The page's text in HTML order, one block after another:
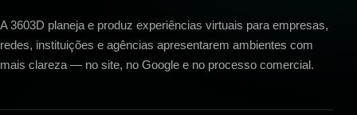
A 3603D planeja e produz experiências virtuais para empresas,
redes, instituições e agências apresentarem ambientes com
mais clareza — no site, no Google e no processo comercial.